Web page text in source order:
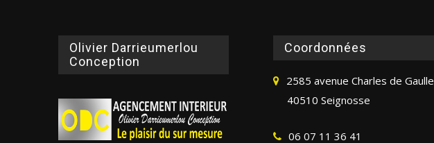
Olivier Darrieumerlou
Conception
Coordonnées
2585 avenue Charles de Gaulle
40510 Seignosse
06 07 11 36 41